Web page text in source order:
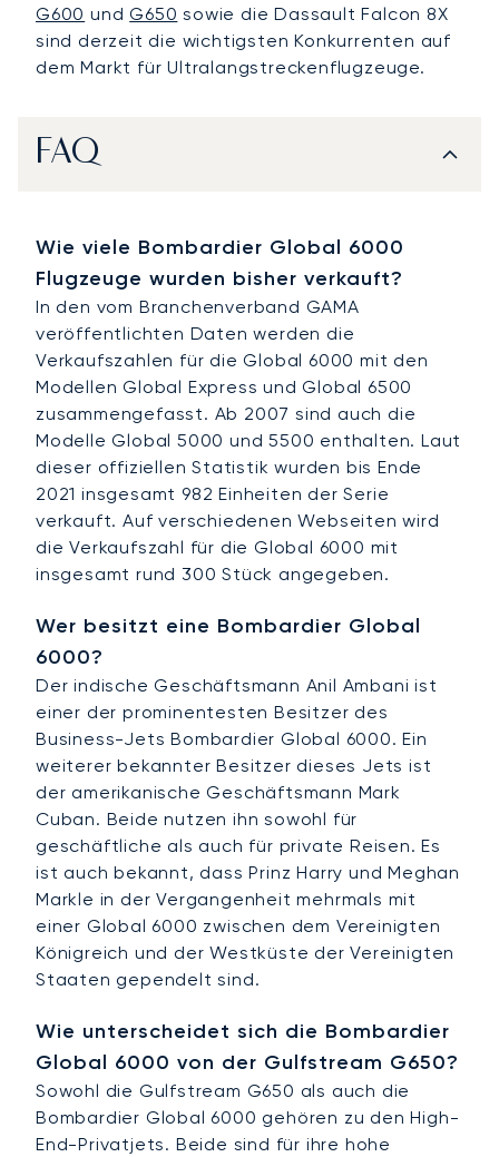
G600 undG650 sowie die Dassault Falcon 8X
sind derzeit die wichtigsten Konkurrenten auf
dem Markt für Ultralangstreckenflugzeuge.
FAQ
Wie viele Bombardier Global 6000
Flugzeuge wurden bisher verkauft?
In den vom Branchenverband GAMA
veröffentlichten Daten werden die
Verkaufszahlen für die Global 6000 mit den
Modellen Global Express und Global 6500
zusammengefasst. Ab 2007 sind auch die
Modelle Global 5000 und 5500 enthalten. Laut
dieser offiziellen Statistik wurden bis Ende
2021 insgesamt 982 Einheiten der Serie
verkauft. Auf verschiedenen Webseiten wird
die Verkaufszahl für die Global 6000 mit
insgesamt rund 300 Stück angegeben.
Wer besitzt eine Bombardier Global
6000?
Der indische Geschäftsmann Anil Ambani ist
einer der prominentesten Besitzer des
Business-Jets Bombardier Global 6000. Ein
weiterer bekannter Besitzer dieses Jets ist
der amerikanische Geschäftsmann Mark
Cuban. Beide nutzen ihn sowohl für
geschäftliche als auch für private Reisen. Es
ist auch bekannt, dass Prinz Harry und Meghan
Markle in der Vergangenheit mehrmals mit
einer Global 6000 zwischen dem Vereinigten
Königreich und der Westküste der Vereinigten
Staaten gependelt sind.
Wie unterscheidet sich die Bombardier
Global 6000 von der Gulfstream G650?
Sowohl die Gulfstream G650 als auch die
Bombardier Global 6000 gehören zu den High-
End-Privatjets. Beide sind für ihre hohe